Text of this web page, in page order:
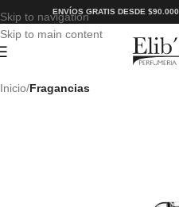
Skip to navigation
Skip to main content
ENVÍOS GRATIS DESDE $90.000
Inicio Fragancias